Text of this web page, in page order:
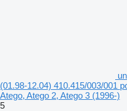
(01.98-12.04) 410.415/003/001
Atego, Atego 2, Atego 3 (1996-)
5